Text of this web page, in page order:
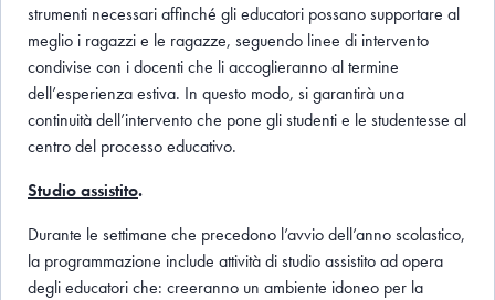
strumenti necessari affinché gli educatori possano supportare al
meglio i ragazzi e le ragazze, seguendo linee di intervento
condivise con i docenti che li accoglieranno al termine
dell’esperienza estiva. In questo modo, si garantirà una
continuità dell’intervento che pone gli studenti e le studentesse al
centro del processo educativo.
Studio assistito.
Durante le settimane che precedono l’avvio dell’anno scolastico,
la programmazione include attività di studio assistito ad opera
degli educatori che: creeranno un ambiente idoneo per la